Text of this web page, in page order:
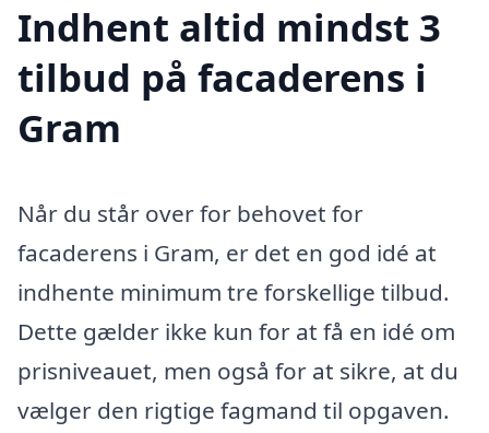
Indhent altid mindst 3
tilbud på facaderens i
Gram
Når du står over for behovet for
facaderens i Gram, er det en god idé at
indhente minimum tre forskellige tilbud.
Dette gælder ikke kun for at få en idé om
prisniveauet, men også for at sikre, at du
vælger den rigtige fagmand til opgaven.